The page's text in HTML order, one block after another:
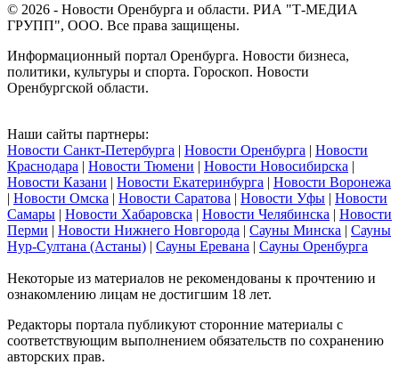
© 2026 - Новости Оренбурга и области. РИА "Т-МЕДИА
ГРУПП", ООО. Все права защищены.
Информационный портал Оренбурга. Новости бизнеса,
политики, культуры и спорта. Гороскоп. Новости
Оренбургской области.
Наши сайты партнеры:
Новости Санкт-Петербурга | Новости Оренбурга | Новости
Краснодара | Новости Тюмени | Новости Новосибирска |
Новости Казани | Новости Екатеринбурга | Новости Воронежа
| Новости Омска | Новости Саратова | Новости Уфы | Новости
Самары | Новости Хабаровска | Новости Челябинска | Новости
Перми | Новости Нижнего Новгорода | Сауны Минска | Сауны
Нур-Султана (Астаны) | Сауны Еревана | Сауны Оренбурга
Некоторые из материалов не рекомендованы к прочтению и
ознакомлению лицам не достигшим 18 лет.
Редакторы портала публикуют сторонние материалы с
соответствующим выполнением обязательств по сохранению
авторских прав.